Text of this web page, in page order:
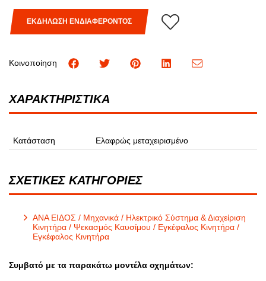
ΕΚΔΗΛΩΣΗ ΕΝΔΙΑΦΕΡΟΝΤΟΣ
Κοινοποίηση
ΧΑΡΑΚΤΗΡΙΣΤΙΚΑ
Κατάσταση Ελαφρώς μεταχειρισμένο
ΣΧΕΤΙΚΕΣ ΚΑΤΗΓΟΡΙΕΣ
ΑΝΑ ΕΙΔΟΣ / Μηχανικά / Ηλεκτρικό Σύστημα & Διαχείριση
Κινητήρα / Ψεκασμός Καυσίμου / Εγκέφαλος Κινητήρα /
Εγκέφαλος Κινητήρα
Συμβατό με τα παρακάτω μοντέλα οχημάτων: